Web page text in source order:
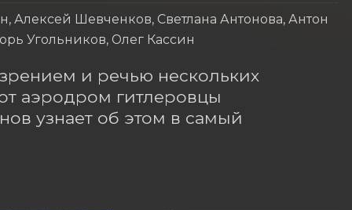
Шевченков, Светлана Антонова, Антон
Угольников, Олег Кассин
и речью нескольких
аэродром гитлеровцы
узнает об этом в самый